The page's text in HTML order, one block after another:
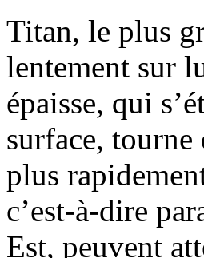
Titan, le plus
lentement sur
épaisse, qui
surface, tourne
plus
c’est-à-dire
Est, peuvent